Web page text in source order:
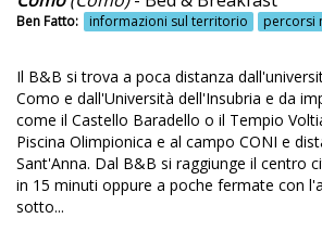
Cucina vegetariana e vegana
Cultura
Cultura dell'olio
Cultura locale
Degustazione
Degustazione di prodotti locali
Ben Fatto: informazioni sul territorio percorsi
Il B&B si trova a poca distanza
Como e dall'Università dell'Insubria e da
come il Castello Baradello o il Tempio
Piscina Olimpionica e al campo CONI e
Sant'Anna. Dal B&B si raggiunge il centro
in 15 minuti oppure a poche fermate con
sotto...